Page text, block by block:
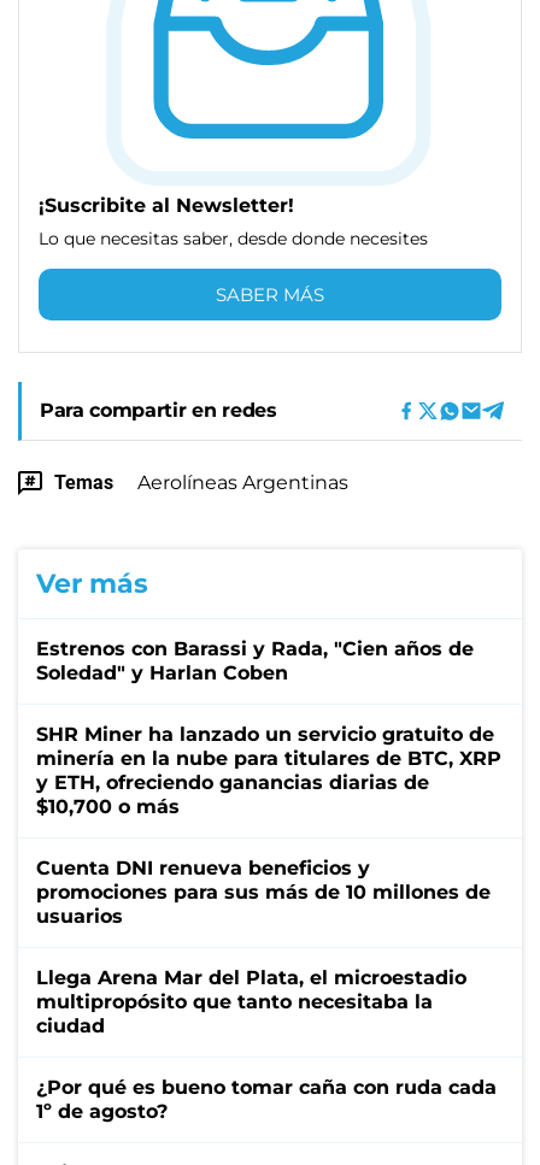
¡Suscribite al Newsletter!
Lo que necesitas saber, desde donde necesites
SABER MÁS
Para compartir en redes
Temas Aerolíneas Argentinas
Ver más
Estrenos con Barassi y Rada, "Cien años de
Soledad" y Harlan Coben
SHR Miner ha lanzado un servicio gratuito de
minería en la nube para titulares de BTC, XRP
y ETH, ofreciendo ganancias diarias de
$10,700 o más
Cuenta DNI renueva beneficios y
promociones para sus más de 10 millones de
usuarios
Llega Arena Mar del Plata, el microestadio
multipropósito que tanto necesitaba la
ciudad
¿Por qué es bueno tomar caña con ruda cada
1º de agosto?